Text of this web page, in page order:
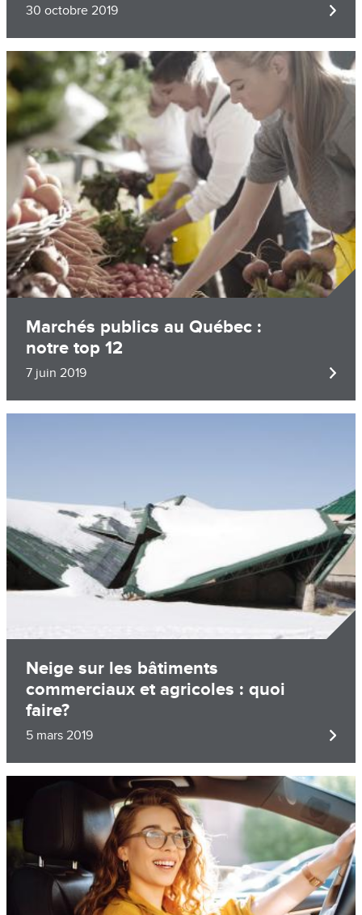
30 octobre 2019
Image
Marchés publics au Québec :
notre top 12
7 juin 2019
Neige sur les bâtiments
commerciaux et agricoles : quoi
faire?
5 mars 2019